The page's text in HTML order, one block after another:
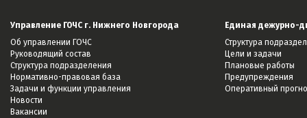
Управление ГОЧС г. Нижнего Новгорода
Об управлении ГОЧС
Руководящий состав
Структура подразделения
Нормативно-правовая база
Задачи и функции управления
Новости
Вакансии
Единая дежурно-
Структура
Цели и задачи
Плановые работы
Предупреждения
Оперативный